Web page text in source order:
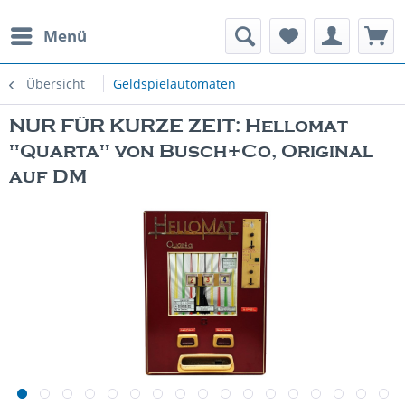
Menü
Übersicht Geldspielautomaten
Spielautomaten
NUR FÜR KURZE ZEIT: Hellomat
"Quarta" von Busch+Co, Original
auf DM